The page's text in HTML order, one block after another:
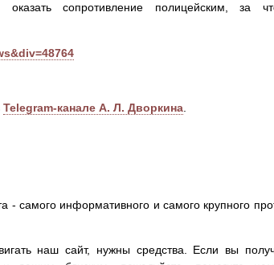
оказать сопротивление полицейским, за
Telegram-канале А. Л. Дворкина
- самого информативного и самого крупного
наш сайт, нужны средства. Если вы